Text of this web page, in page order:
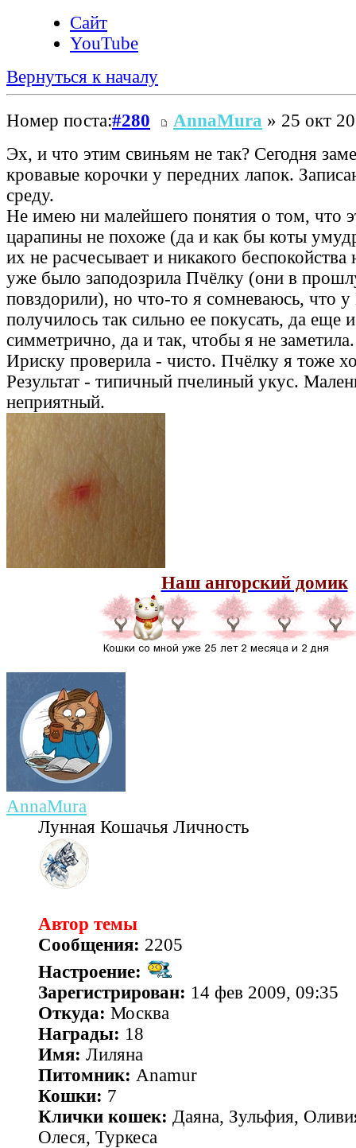
Сайт
YouTube
Вернуться к началу
Номер поста:#280 AnnaMura » 25 окт
Эх, и что этим свиньям не так? Сегодня
кровавые корочки у передних лапок.
среду.
Не имею ни малейшего понятия о том, что
царапины не похоже (да и как бы коты
их не расчесывает и никакого беспокойства
уже было заподозрила Пчёлку (они в
повздорили), но что-то я сомневаюсь, что
получилось так сильно ее покусать, да еще
симметрично, да и так, чтобы я не
Ириску проверила - чисто. Пчёлку я тоже
Результат - типичный пчелиный укус.
неприятный.
Наш ангорский домик
AnnaMura
Лунная Кошачья Личность
Автор темы
Сообщения: 2205
Настроение:
Зарегистрирован: 14 фев 2009, 09:35
Откуда: Москва
Награды: 18
Имя: Лиляна
Питомник: Anamur
Кошки: 7
Клички кошек: Даяна, Зульфия,
Олеся, Туркеса